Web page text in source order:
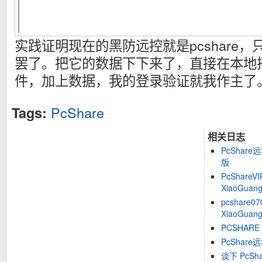
实践证明现在的黑防远控就是pcshare，
罢了。把它的数据下下来了，直接在本
件，加上数据，我的登录验证就我作主了
Tags: PcShare
相关日志
PcShare
版
XiaoGuang
XiaoGuang
PcShare
谈下